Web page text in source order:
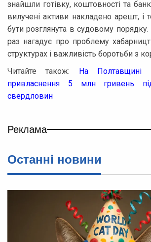
знайшли готівку, коштовності та
вилучені активи накладено арешт, і
бути розглянута в судовому
раз нагадує про проблему
структурах і важливість боротьби з
Читайте також:
На Полтавщині
привласнення 5 млн гривень
свердловин
Реклама
Останнi новини